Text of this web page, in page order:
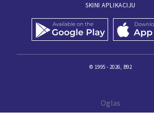
SKINI APLIKACIJU
© 1995 - 2026, B92